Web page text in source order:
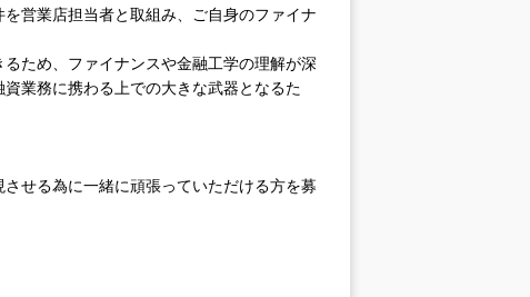
営業店担当者と取組み、ご自身のファイナ
ため、ファイナンスや金融工学の理解が深
業務に携わる上での大きな武器となるた
せる為に一緒に頑張っていただける方を募